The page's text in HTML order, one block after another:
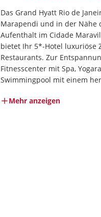
Das Grand Hyatt Rio de
Marapendi und in der Nähe
Aufenthalt im Cidade
bietet Ihr 5*-Hotel luxuriöse
Restaurants. Zur
Fitnesscenter mit Spa,
Swimmingpool mit einem
Mehr anzeigen